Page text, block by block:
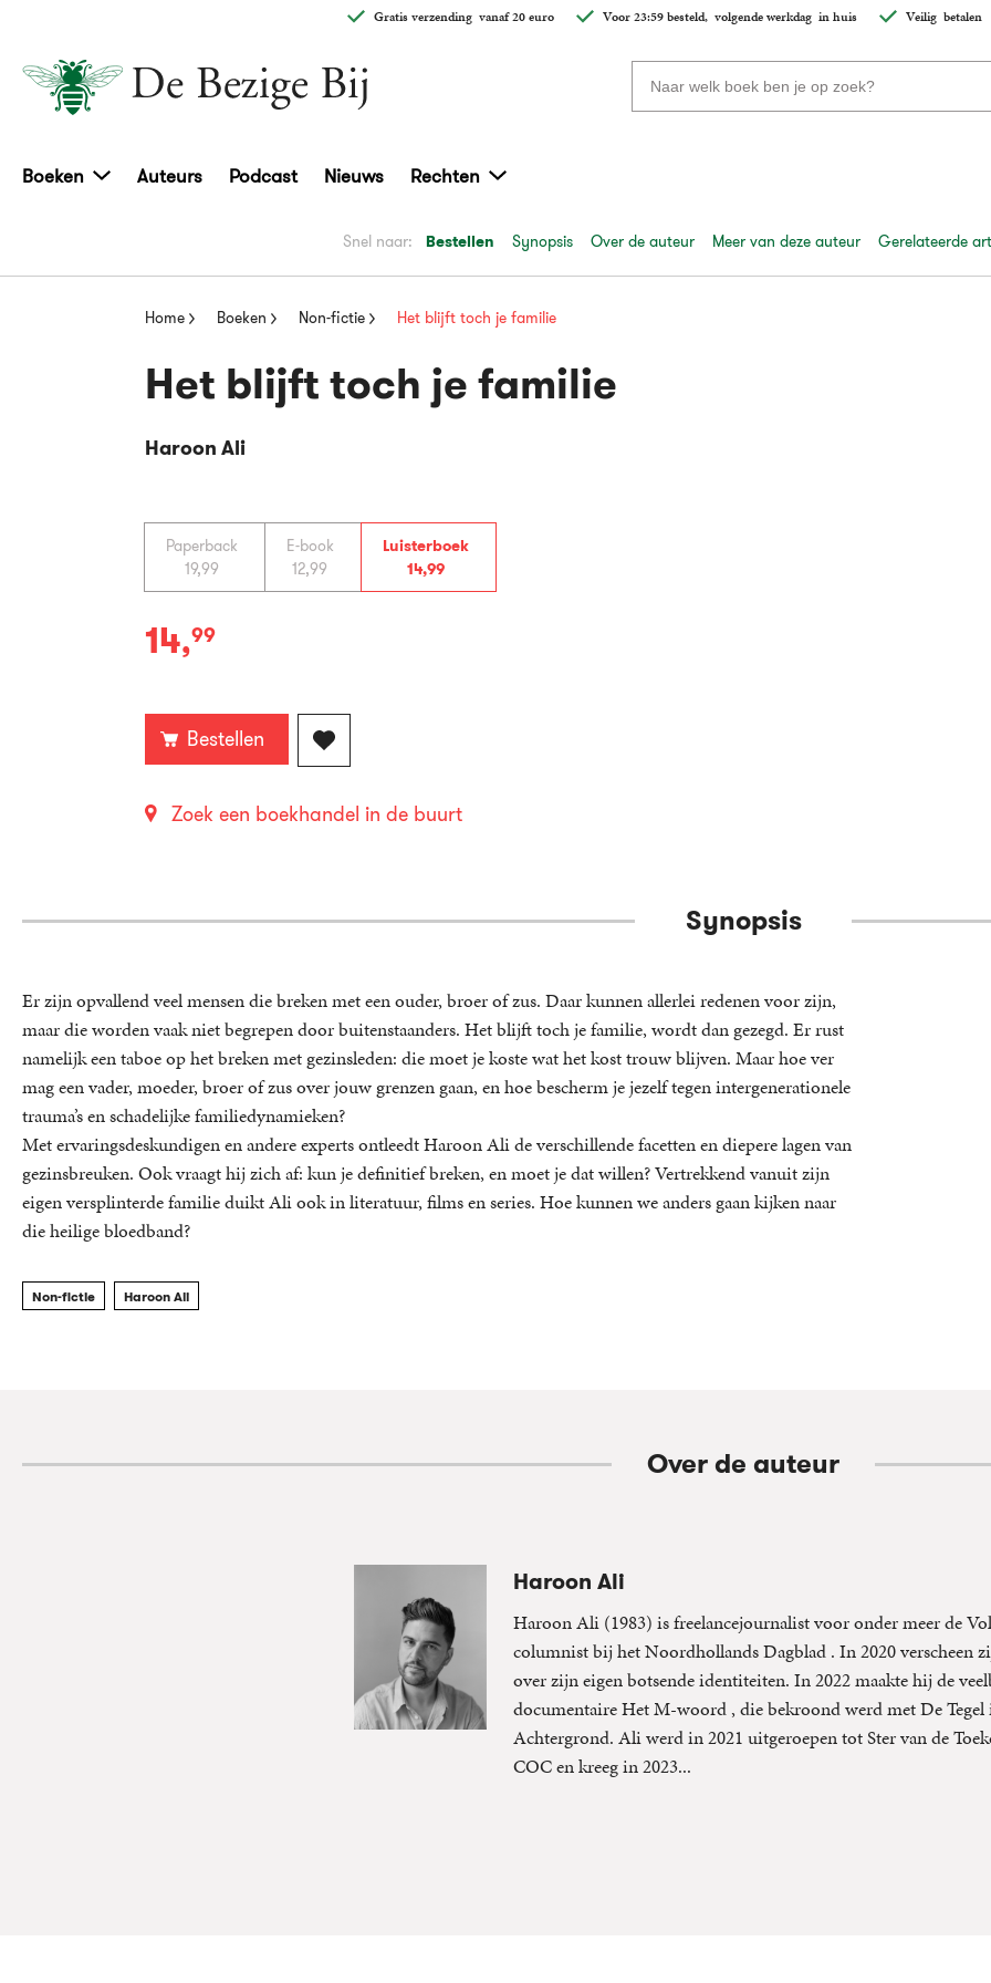
Gratis verzendingvanaf 20 euro Voor 23:59 besteld, volgende werkdagin huis Veiligbetalen
Zoeken
naar
Boeken Auteurs Podcast Nieuws Rechten
Snel naar: Bestellen Synopsis Over de auteur Meer van deze auteur Gerelateerde
Home Boeken Non-fictie Het blijft toch je familie
Het blijft toch je familie
Haroon Ali
Paperback
19,99
E-book
12,99
Luisterboek
14,99
Luisterboek:
14,99
Bestellen
Zoek een boekhandel in de buurt
Synopsis
Er zijn opvallend veel mensen die breken met een ouder, broer of zus. Daar kunnen allerlei redenen voor zijn,
maar die worden vaak niet begrepen door buitenstaanders. Het blijft toch je familie, wordt dan gezegd. Er rust
namelijk een taboe op het breken met gezinsleden: die moet je koste wat het kost trouw blijven. Maar hoe ver
mag een vader, moeder, broer of zus over jouw grenzen gaan, en hoe bescherm je jezelf tegen intergenerationele
trauma’s en schadelijke familiedynamieken?
Met ervaringsdeskundigen en andere experts ontleedt Haroon Ali de verschillende facetten en diepere lagen van
gezinsbreuken. Ook vraagt hij zich af: kun je definitief breken, en moet je dat willen? Vertrekkend vanuit zijn
eigen versplinterde familie duikt Ali ook in literatuur, films en series. Hoe kunnen we anders gaan kijken naar
die heilige bloedband?
Non-fictie Haroon Ali
Over de auteur
Haroon Ali
Haroon Ali (1983) is freelancejournalist voor onder meer de
columnist bij het Noordhollands Dagblad . In 2020 verscheen
over zijn eigen botsende identiteiten. In 2022 maakte hij de
documentaire Het M-woord , die bekroond werd met De Tegel
Achtergrond. Ali werd in 2021 uitgeroepen tot Ster van de
COC en kreeg in 2023...